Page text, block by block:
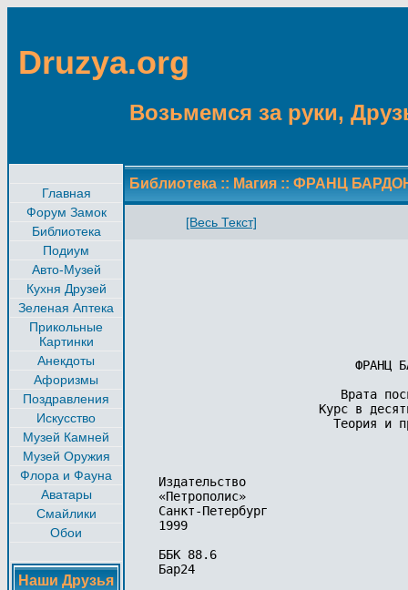
Druzya.org
Возьмемся за руки,
Главная
Форум Замок
Библиотека
Подиум
Авто-Музей
Кухня Друзей
Зеленая Аптека
Прикольные
Картинки
Анекдоты
Афоризмы
Поздравления
Искусство
Музей Камней
Музей Оружия
Флора и Фауна
Аватары
Смайлики
Обои
Наши Друзья
Библиотека :: Магия :: ФРАНЦ БАРДОН
[Весь Текст]
ФРАНЦ
Врата
Курс в
Теория и
Издательство
«Петрополис»
Санкт-Петербург
1999
ББК 88.6
Бар24